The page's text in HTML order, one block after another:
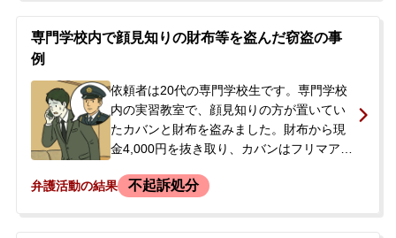
士を入れて示談する気はあるか」と連絡が
あったため、示談交渉を依頼できる弁護士
専門学校内で顔見知りの財布等を盗んだ窃盗の事
例
依頼者は20代の専門学校生です。専門学校
内の実習教室で、顔見知りの方が置いてい
たカバンと財布を盗みました。財布から現
金4,000円を抜き取り、カバンはフリマアプ
察官が自宅を訪れ、任意同行を求められま
弁護活動の結果 不起訴処分